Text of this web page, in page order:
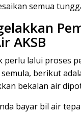
semua
AKSB
perlu lalui proses
berikut
bekalan air
bayar bil air